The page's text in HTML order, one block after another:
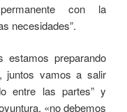
con la
necesidades”.
estamos preparando
juntos vamos a salir
entre las partes” y
«no debemos